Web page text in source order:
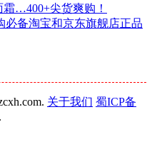
…400+尖货爽购！
必备淘宝和京东旗舰店正品
关于我们 蜀ICP备